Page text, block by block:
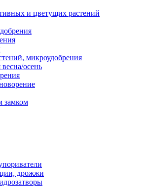
и цветущих растений
микроудобрения
осень
замком
дрожжи